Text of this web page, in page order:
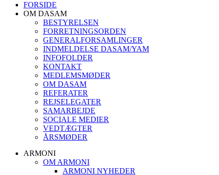
FORSIDE
OM DASAM
BESTYRELSEN
FORRETNINGSORDEN
GENERALFORSAMLINGER
INDMELDELSE DASAM/YAM
INFOFOLDER
KONTAKT
MEDLEMSMØDER
OM DASAM
REFERATER
REJSELEGATER
SAMARBEJDE
SOCIALE MEDIER
VEDTÆGTER
ÅRSMØDER
ARMONI
OM ARMONI
ARMONI NYHEDER